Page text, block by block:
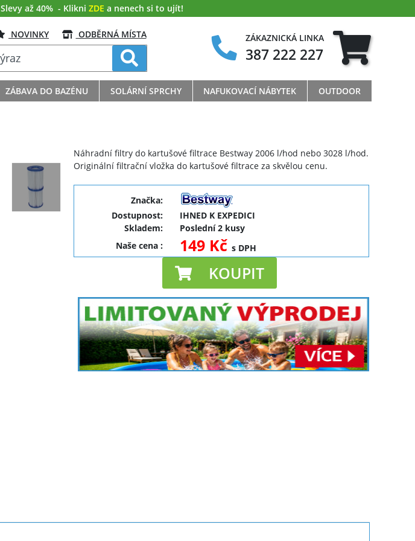
Slevy až 40% - Klikni ZDE a nenech si to ujít!
NOVINKY ODBĚRNÁ MÍSTA ZÁKAZNICKÁ LINKA
387 222 227
ZÁBAVA DO BAZÉNU SOLÁRNÍ SPRCHY NAFUKOVACÍ NÁBYTEK OUTDOOR
Náhradní filtry do kartušové filtrace Bestway 2006 l/hod nebo 3028 l/hod.
Originální filtrační vložka do kartušové filtrace za skvělou cenu.
Značka:
Dostupnost:
IHNED K EXPEDICI
Skladem:
Poslední 2 kusy
Naše cena: 149 Kčs DPH
KOUPIT